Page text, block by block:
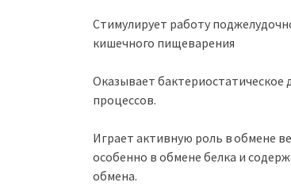
Стимулирует работу
кишечного пищеварения
Оказывает
процессов.
Играет активную роль в обмене
особенно в обмене белка и
обмена.